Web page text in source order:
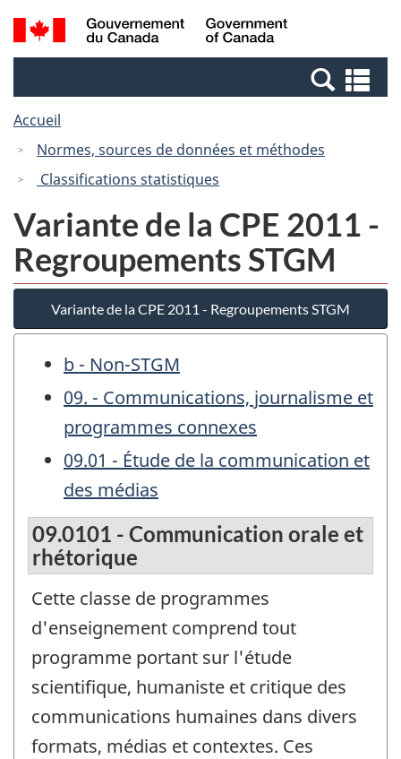
Passer
au
Passer
à
Canada
Recherche
et
et
Accueil
Normes, sources de données et méthodes
Classifications statistiques
Variante de la CPE 2011 -
Regroupements STGM
Variante de la CPE 2011 - Regroupements STGM
b - Non-STGM
09. - Communications, journalisme et
programmes connexes
09.01 - Étude de la communication et
des médias
09.0101 - Communication orale et
rhétorique
Cette classe de programmes
d'enseignement comprend tout
programme portant sur l'étude
scientifique, humaniste et critique des
communications humaines dans divers
formats, médias et contextes. Ces